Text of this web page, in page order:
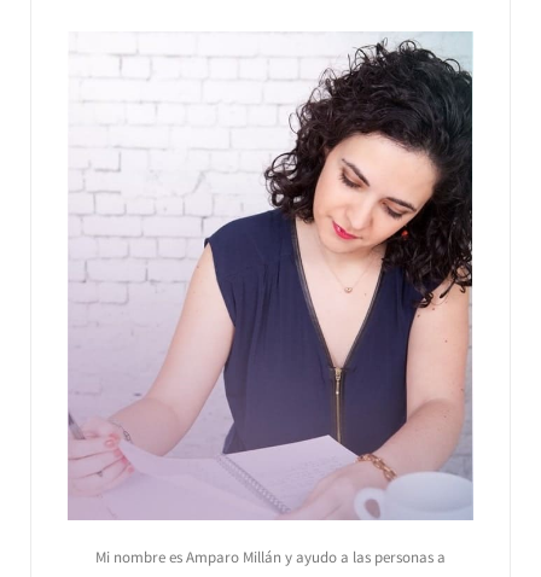
Mi nombre es Amparo Millán y ayudo a las personas a